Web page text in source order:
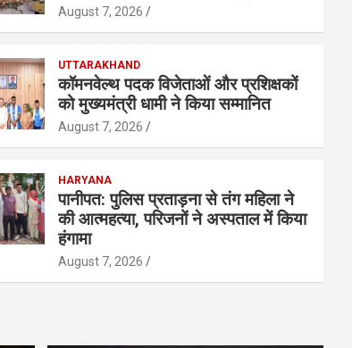
August 7, 2026
UTTARAKHAND
कॉमनवेल्थ पदक विजेताओं और प्रशिक्षकों
को मुख्यमंत्री धामी ने किया सम्मानित
August 7, 2026
HARYANA
पानीपत: पुलिस प्रताड़ना से तंग महिला ने
की आत्महत्या, परिजनों ने अस्पताल में किया
हंगामा
August 7, 2026